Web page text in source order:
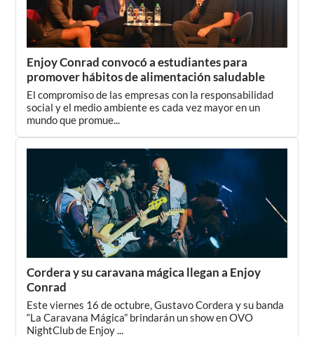
Enjoy Conrad convocó a estudiantes para
promover hábitos de alimentación saludable
El compromiso de las empresas con la responsabilidad
social y el medio ambiente es cada vez mayor en un
mundo que promue...
Cordera y su caravana mágica llegan a Enjoy
Conrad
Este viernes 16 de octubre, Gustavo Cordera y su banda
“La Caravana Mágica” brindarán un show en OVO
NightClub de Enjoy ...